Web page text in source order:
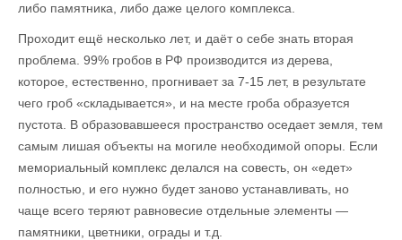
либо памятника, либо даже целого комплекса.
Проходит ещё несколько лет, и даёт о себе знать вторая
проблема. 99% гробов в РФ производится из дерева,
которое, естественно, прогнивает за 7-15 лет, в результате
чего гроб «складывается», и на месте гроба образуется
пустота. В образовавшееся пространство оседает земля, тем
самым лишая объекты на могиле необходимой опоры. Если
мемориальный комплекс делался на совесть, он «едет»
полностью, и его нужно будет заново устанавливать, но
чаще всего теряют равновесие отдельные элементы —
памятники, цветники, ограды и т.д.